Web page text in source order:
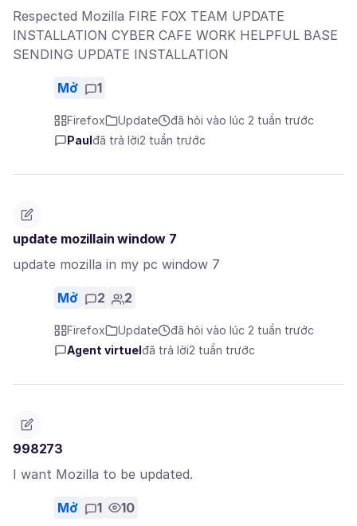
Respected Mozilla FIRE FOX TEAM UPDATE
INSTALLATION CYBER CAFE WORK HELPFUL BASE
SENDING UPDATE INSTALLATION
Mở 1
Firefox Update
đã hỏi vào lúc 2 tuần trước
Paul đã trả lời2 tuần trước
update mozillain window 7
update mozilla in my pc window 7
Mở 2 2
Firefox Update
đã hỏi vào lúc 2 tuần trước
Agent virtuel đã trả lời2 tuần trước
998273
I want Mozilla to be updated.
Mở 1 10